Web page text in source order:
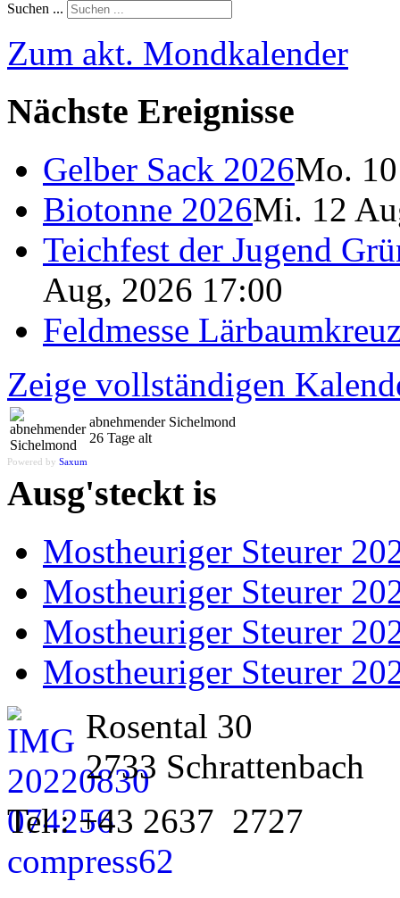
Suchen ...
Zum akt. Mondkalender
Nächste Ereignisse
Gelber Sack 2026Mo.
Biotonne 2026Mi. 12
Teichfest der Jugend
Aug, 2026 17:00
Feldmesse
Zeige vollständigen
abnehmender Sichelmond
26 Tage alt
Powered by Saxum
Ausg'steckt is
Mostheuriger Steurer
Mostheuriger Steurer
Mostheuriger Steurer
Mostheuriger Steurer
Rosental 30
2733 Schrattenbach
Tel.: +43 2637 2727